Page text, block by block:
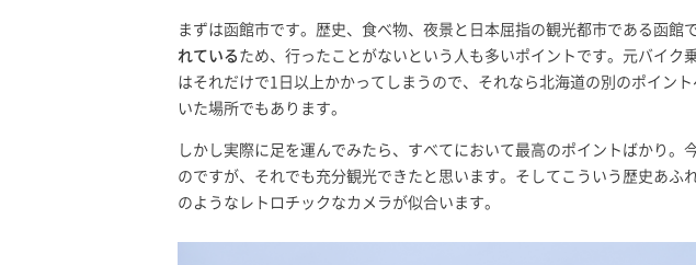
まずは函館市です。歴史、食べ物、夜景と日本屈指の観光都市である函館で
れている ため、行ったことがないという人も多いポイントです。元バイク
はそれだけで1日以上かかってしまうので、それなら北海道の別のポイン
いた場所でもあります。
しかし実際に足を運んでみたら、すべてにおいて最高のポイントばかり。
のですが、それでも充分観光できたと思います。そしてこういう歴史あふ
のようなレトロチックなカメラが似合います。